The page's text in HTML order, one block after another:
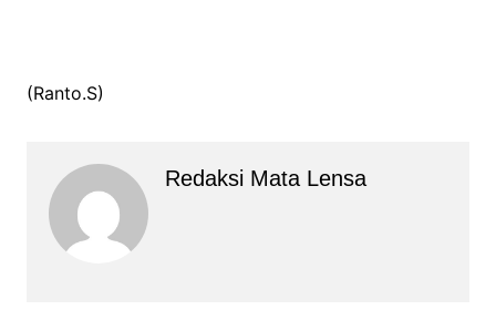
(Ranto.S)
Redaksi Mata Lensa